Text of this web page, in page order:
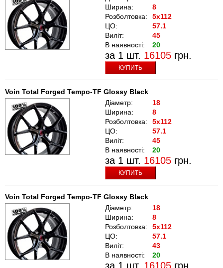
Ширина:
8
Розболтовка:
5x112
ЦО:
57.1
Виліт:
45
В наявності:
20
за 1 шт. 16105 грн.
КУПИТЬ
Voin Total Forged Tempo-TF Glossy Black
Діаметр:
18
Ширина:
8
Розболтовка:
5x112
ЦО:
57.1
Виліт:
45
В наявності:
20
за 1 шт. 16105 грн.
КУПИТЬ
Voin Total Forged Tempo-TF Glossy Black
Діаметр:
18
Ширина:
8
Розболтовка:
5x112
ЦО:
57.1
Виліт:
43
В наявності:
20
за 1 шт. 16105 грн.